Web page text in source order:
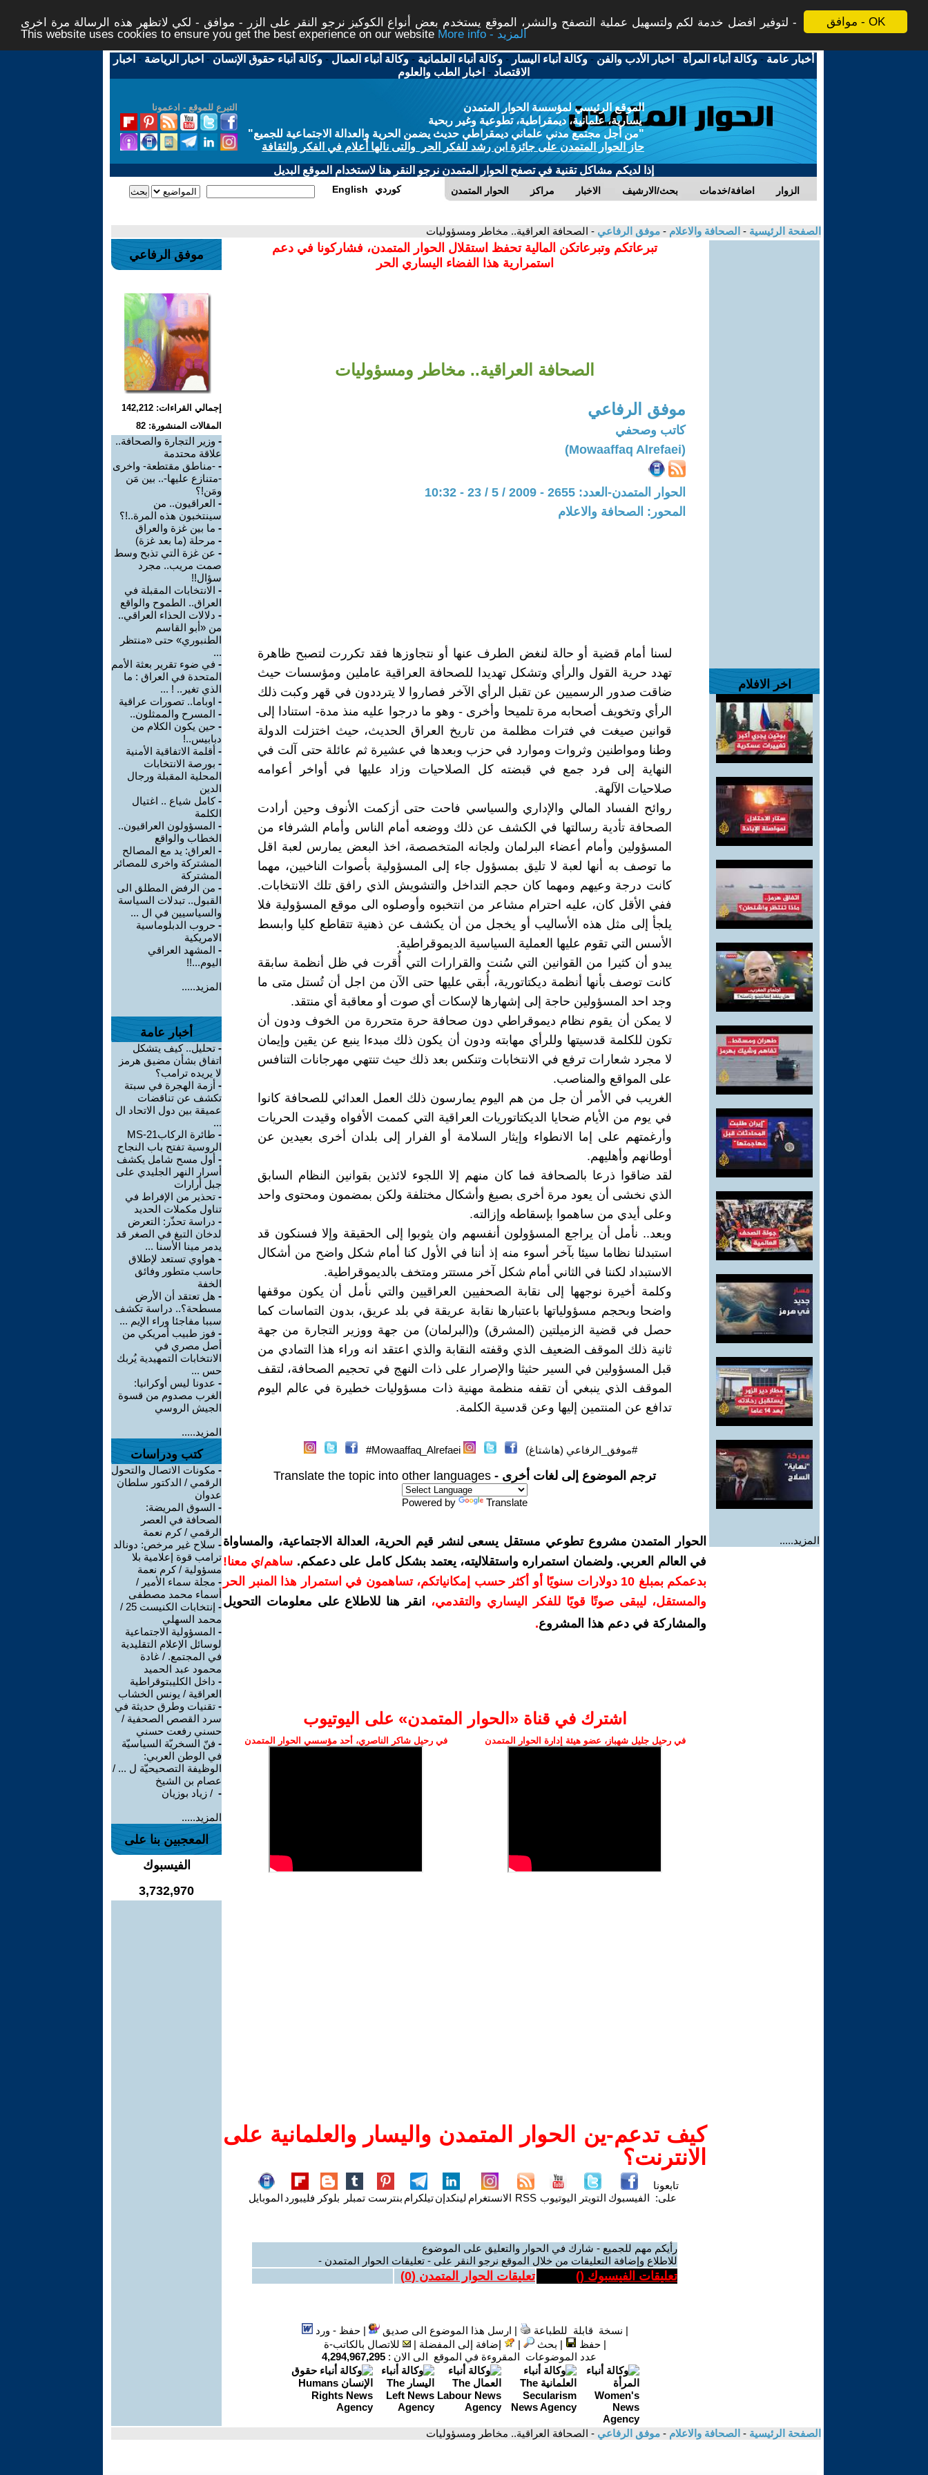
موافق - OK
لتوفير افضل خدمة لكم ولتسهيل عملية التصفح والنشر، الموقع يستخدم بعض أنواع الكوكيز نرجو النقر على الزر - موافق - لكي لاتظهر هذه الرسالة مرة اخرى -
This website uses cookies to ensure you get the best experience on our website
More info - المزيد
أخبار عامة -وكالة أنباء المرأة - اخبار الأدب والفن -وكالة أنباء اليسار -وكالة أنباء العلمانية -وكالة أنباء العمال -وكالة أنباء حقوق الإنسان - اخبار الرياضة - اخبار
الاقتصاد - اخبار الطب والعلوم
التبرع للموقع - ادعمونا
الموقع الرئيسي لمؤسسة الحوار المتمدن
يسارية، علمانية، ديمقراطية، تطوعية وغير ربحية
"من أجل مجتمع مدني علماني ديمقراطي حديث يضمن الحرية والعدالة الاجتماعية للجميع"
حاز الحوار المتمدن على جائزة ابن رشد للفكر الحر والتى نالها أعلام في الفكر والثقافة
إذا لديكم مشاكل تقنية في تصفح الحوار المتمدن نرجو النقر هنا لاستخدام الموقع البديل
الحوار المتمدن مراكز الاخبار بحث/الارشيف اضافة/خدمات الزوار English كوردي
الصفحة الرئيسية - الصحافة والاعلام - موفق الرفاعي - الصحافة العراقية.. مخاطر ومسؤوليات
اخر الافلام
المزيد.....
تبرعاتكم وتبرعاتكن المالية تحفظ استقلال الحوار المتمدن، فشاركونا في دعم
استمرارية هذا الفضاء اليساري الحر
الصحافة العراقية.. مخاطر ومسؤوليات
موفق الرفاعي
كاتب وصحفي
(Mowaaffaq Alrefaei)
الحوار المتمدن-العدد: 2655 - 2009 / 5 / 23 - 10:32
المحور: الصحافة والاعلام
لسنا أمام قضية أو حالة لنغض الطرف عنها أو نتجاوزها فقد تكررت لتصبح ظاهرة
تهدد حرية القول والرأي وتشكل تهديدا للصحافة العراقية عاملين ومؤسسات حيث
ضاقت صدور الرسميين عن تقبل الرأي الآخر فصاروا لا يترددون في قهر وكبت ذلك
الرأي وتخويف أصحابه مرة تلميحا وأخرى - وهو ما درجوا عليه منذ مدة- استنادا إلى
قوانين صيغت في فترات مظلمة من تاريخ العراق الحديث، حيث اختزلت الدولة
وطنا ومواطنين وثروات وموارد في حزب وبعدها في عشيرة ثم عائلة حتى آلت في
النهاية إلى فرد جمع في قبضته كل الصلاحيات وزاد عليها في أواخر أعوامه
صلاحيات الآلهة.
روائح الفساد المالي والإداري والسياسي فاحت حتى أزكمت الأنوف وحين أرادت
الصحافة تأدية رسالتها في الكشف عن ذلك ووضعه أمام الناس وأمام الشرفاء من
المسؤولين وأمام أعضاء البرلمان ولجانه المتخصصة، اخذ البعض يمارس لعبة اقل
ما توصف به أنها لعبة لا تليق بمسؤول جاء إلى المسؤولية بأصوات الناخبين، مهما
كانت درجة وعيهم ومهما كان حجم التداخل والتشويش الذي رافق تلك الانتخابات.
ففي الأقل كان، عليه احترام مشاعر من انتخبوه وأوصلوه الى موقع المسؤولية فلا
يلجأ إلى مثل هذه الأساليب أو يخجل من أن يكشف عن ذهنية تتقاطع كليا وابسط
الأسس التي تقوم عليها العملية السياسية الديموقراطية.
يبدو أن كثيرا من القوانين التي سُنت والقرارات التي أُقرت في ظل أنظمة سابقة
كانت توصف بأنها أنظمة ديكتاتورية، أُبقي عليها حتى الآن من اجل أن تُستل متى ما
وجد احد المسؤولين حاجة إلى إشهارها لإسكات أي صوت أو معاقبة أي منتقد.
لا يمكن أن يقوم نظام ديموقراطي دون صحافة حرة متحررة من الخوف ودون أن
تكون للكلمة قدسيتها وللرأي مهابته ودون أن يكون ذلك مبدءا ينبع عن يقين وإيمان
لا مجرد شعارات ترفع في الانتخابات وتنكس بعد ذلك حيث تنتهي مهرجانات التنافس
على المواقع والمناصب.
الغريب في الأمر أن جل من هم اليوم يمارسون ذلك العمل العدائي للصحافة كانوا
في يوم من الأيام ضحايا الديكتاتوريات العراقية التي كممت الأفواه وقيدت الحريات
وأرغمتهم على إما الانطواء وإيثار السلامة أو الفرار إلى بلدان أخرى بعيدين عن
أوطانهم وأهليهم.
لقد ضاقوا ذرعا بالصحافة فما كان منهم إلا اللجوء لائذين بقوانين النظام السابق
الذي نخشى أن يعود مرة أخرى بصيغ وأشكال مختلفة ولكن بمضمون ومحتوى واحد
وعلى أيدي من ساهموا بإسقاطه وإزالته.
وبعد.. نأمل أن يراجع المسؤولون أنفسهم وان يثوبوا إلى الحقيقة وإلا فسنكون قد
استبدلنا نظاما سيئا بآخر أسوء منه إذ أننا في الأول كنا أمام شكل واضح من أشكال
الاستبداد لكننا في الثاني أمام شكل آخر مستتر ومتخف بالديموقراطية.
وكلمة أخيرة نوجهها إلى نقابة الصحفيين العراقيين والتي نأمل أن يكون موقفها
واضحا وبحجم مسؤولياتها باعتبارها نقابة عريقة في بلد عريق، بدون التماسات كما
حصل في قضية الزميلتين (المشرق) و(البرلمان) من جهة ووزير التجارة من جهة
ثانية ذلك الموقف الضعيف الذي وقفته النقابة والذي اعتقد انه وراء هذا التمادي من
قبل المسؤولين في السير حثيثا والإصرار على ذات النهج في تحجيم الصحافة، لتقف
الموقف الذي ينبغي أن تقفه منظمة مهنية ذات مسؤوليات خطيرة في عالم اليوم
تدافع عن المنتمين إليها وعن قدسية الكلمة.
#موفق_الرفاعي (هاشتاغ) Mowaaffaq_Alrefaei#
ترجم الموضوع إلى لغات أخرى - Translate the topic into other languages
Powered by Translate
الحوار المتمدن مشروع تطوعي مستقل يسعى لنشر قيم الحرية، العدالة الاجتماعية، والمساواة
في العالم العربي. ولضمان استمراره واستقلاليته، يعتمد بشكل كامل على دعمكم. ساهم/ي معنا!
بدعمكم بمبلغ 10 دولارات سنويًا أو أكثر حسب إمكانياتكم، تساهمون في استمرار هذا المنبر الحر
والمستقل، ليبقى صوتًا قويًا للفكر اليساري والتقدمي،
انقر هنا للاطلاع على معلومات التحويل
والمشاركة في دعم هذا المشروع.
اشترك في قناة ‫«الحوار المتمدن» على اليوتيوب
في رحيل جليل شهباز، عضو هيئة إدارة الحوار المتمدن في رحيل شاكر الناصري، أحد مؤسسي الحوار المتمدن
كيف تدعم-ين الحوار المتمدن واليسار والعلمانية على
الانترنت؟
تابعونا
على: الفيسبوك التويتر اليوتيوب RSS الانستغرام لينكدإنتيلكرام بنترست تمبلر بلوكر فليبورد الموبايل
رأيكم مهم للجميع - شارك في الحوار والتعليق على الموضوع
للاطلاع وإضافة التعليقات من خلال الموقع نرجو النقر على - تعليقات الحوار المتمدن -
تعليقات الفيسبوك () تعليقات الحوار المتمدن (0
)
| نسخة قابلة للطباعة | ارسل هذا الموضوع الى صديق |حفظ - ورد
|حفظ | بحث | إضافة إلى المفضلة |
للاتصال بالكاتب-ة
عدد الموضوعات المقروءة في الموقع الى الان : 4,294,967,295
موفق الرفاعي
إجمالي القراءات: 142,212
المقالات المنشورة: 82
- وزير التجارة والصحافة..
علاقة محتدمة
- -مناطق مقتطعة- واخرى
-متنازع عليها-.. بين مَن
ومَن!؟
- العراقيون.. من
سينتخبون هذه المرة..!؟
- ما بين غزة والعراق
- مرحلة (ما بعد غزة)
- عن غزة التي تذبح وسط
صمت مريب.. مجرد
سؤال!!
- الانتخابات المقبلة في
العراق.. الطموح والواقع
- دلالات الحذاء العراقي..
من «أبو القاسم
الطنبوري» حتى «منتظر
...
- في ضوء تقرير بعثة الأمم
المتحدة في العراق : ما
الذي تغير.. ! ...
- اوباما.. تصورات عراقية
- المسرح والممثلون..
- حين يكون الكلام من
دبابيس..!
- أقلمة الاتفاقية الأمنية
- بورصة الانتخابات
المحلية المقبلة ورجال
الدين
-كامل شياع .. اغتيال
الكلمة
- المسؤولون العراقيون..
الخطاب والواقع
- العراق: يد مع المصالح
المشتركة واخرى للمصائر
المشتركة
- من الرفض المطلق الى
القبول.. تبدلات السياسة
والسياسيين في ال ...
- حروب الدبلوماسية
الامريكية
- المشهد العراقي
اليوم...!!
المزيد.....
أخبار عامة
- تحليل.. كيف يتشكل
اتفاق بشأن مضيق هرمز
لا يريده ترامب؟
- أزمة الهجرة في سبتة
تكشف عن تناقضات
عميقة بين دول الاتحاد ال
...
-
طائرة الركابMS-21
الروسية تفتح باب النجاح
- أول مسح شامل يكشف
أسرار النهر الجليدي على
جبل أرارات
- تحذير من الإفراط في
تناول مكملات الحديد
- دراسة تحذّر: التعرض
لدخان التبغ في الصغر قد
يدمر مينا الأسنا ...
- هواوي تستعد لإطلاق
حاسب متطور وفائق
الخفة
- هل تعتقد أن الأرض
مسطحة؟.. دراسة تكشف
سببا مفاجئا وراء الإيم ...
- فوز طبيب أمريكي من
أصل مصري في
الانتخابات التمهيدية يُربك
حس ...
- عدونا ليس أوكرانيا:
الغرب مصدوم من قسوة
الجيش الروسي
المزيد.....
كتب ودراسات
- مكونات الاتصال والتحول
الرقمي / الدكتور سلطان
عدوان
- السوق المريضة:
الصحافة في العصر
الرقمي / كرم نعمة
- سلاح غير مرخص: دونالد
ترامب قوة إعلامية بلا
مسؤولية / كرم نعمة
- مجلة سماء الأمير /
أسماء محمد مصطفى
-
إنتخابات الكنيست 25 /
محمد السهلي
- المسؤولية الاجتماعية
لوسائل الإعلام التقليدية
في المجتمع. / غادة
محمود عبد الحميد
- داخل الكليبتوقراطية
العراقية / يونس الخشاب
- تقنيات وطرق حديثة في
سرد القصص الصحفية /
حسني رفعت حسني
- فنّ السخريّة السياسيّة
في الوطن العربي:
الوظيفة التصحيحيّة ل ... /
عصام بن الشيخ
- ‏ / زياد بوزيان
المزيد.....
المعجبين بنا على
الفيسبوك
3,732,970
الصفحة الرئيسية - الصحافة والاعلام - موفق الرفاعي - الصحافة العراقية.. مخاطر ومسؤوليات